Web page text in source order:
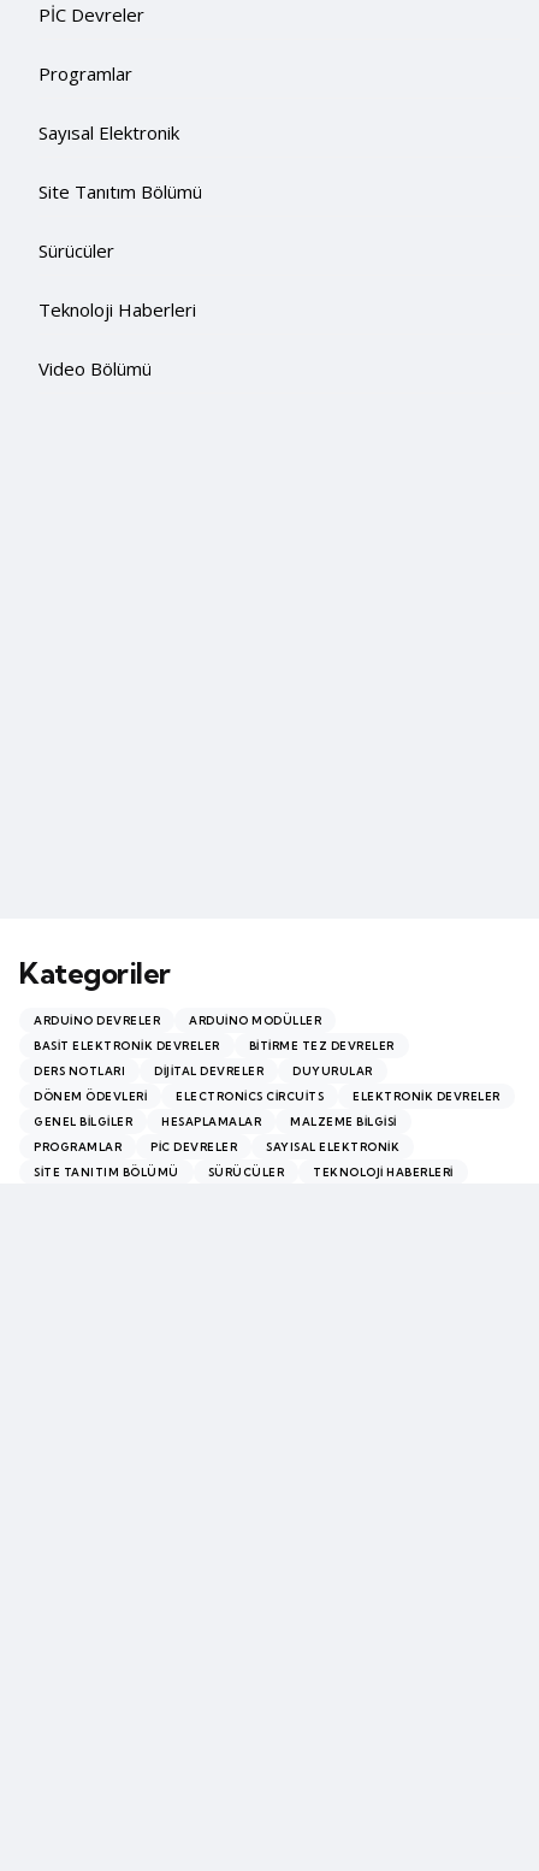
PİC Devreler
Programlar
Sayısal Elektronik
Site Tanıtım Bölümü
Sürücüler
Teknoloji Haberleri
Video Bölümü
Kategoriler
ARDUINO DEVRELER
ARDUINO MODÜLLER
BASIT ELEKTRONIK DEVRELER
BITIRME TEZ DEVRELER
DERS NOTLARI
DIJITAL DEVRELER
DUYURULAR
DÖNEM ÖDEVLERI
ELECTRONICS CIRCUITS
ELEKTRONIK DEVRELER
GENEL BILGILER
HESAPLAMALAR
MALZEME BILGISI
PROGRAMLAR
PİC DEVRELER
SAYISAL ELEKTRONIK
SITE TANITIM BÖLÜMÜ
SÜRÜCÜLER
TEKNOLOJI HABERLERI